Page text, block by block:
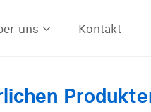
uns Kontakt